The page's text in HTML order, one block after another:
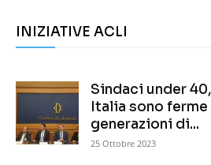
INIZIATIVE ACLI
Sindaci under
Italia sono
generazioni di...
25 Ottobre 2023